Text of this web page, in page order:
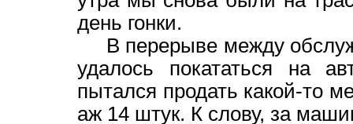
день гонки.
В перерыве между
удалось покататься на
пытался продать какой-то
аж 14 штук. К слову, за